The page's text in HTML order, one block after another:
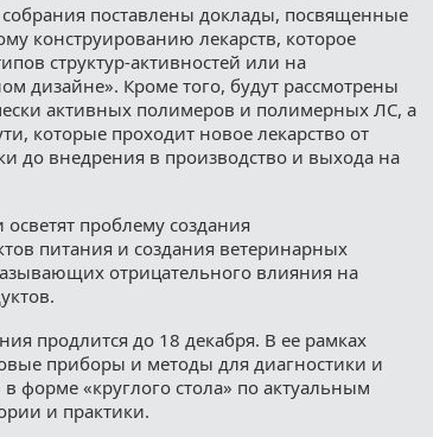
поставлены доклады, посвященные
конструированию лекарств, которое
структур-активностей или на
дизайне». Кроме того, будут рассмотрены
активных полимеров и полимерных ЛС, а
которые проходит новое лекарство от
до внедрения в производство и выхода на
проблему создания
питания и создания ветеринарных
отрицательного влияния на
продлится до 18 декабря. В ее рамках
приборы и методы для диагностики и
форме «круглого стола» по актуальным
и практики.